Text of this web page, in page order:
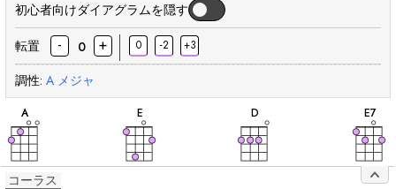
初心者向けダイアグラムを隠す
転置 - 0 + 0 -2 +3
調性: A メジャ
A
和
E
和
D
和
E7
和
コーラス